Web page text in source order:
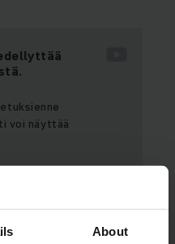
About
voi näyttää